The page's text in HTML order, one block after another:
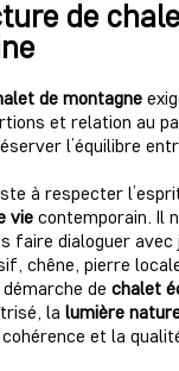
de
de montagne
et relation au
l’équilibre
à respecter
vie contemporain. Il
faire dialoguer avec
chêne, pierre
de chalet
la lumière
et la